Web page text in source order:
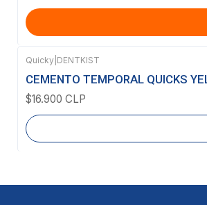
Agotado
Quicky DENTKIST
CEMENTO TEMPORAL QUICKS
$16.900 CLP